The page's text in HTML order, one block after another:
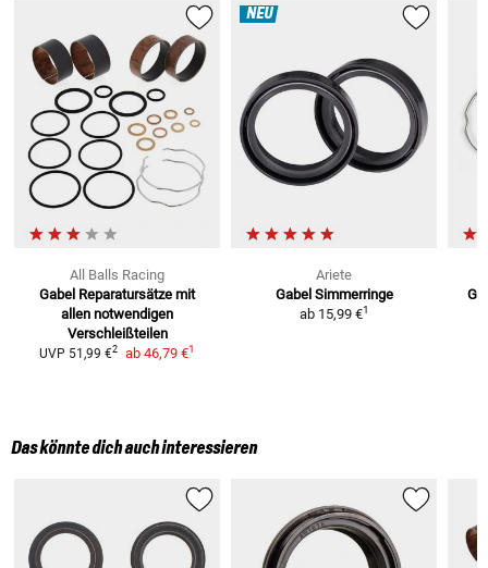
All Balls Racing
Gabel Reparatursätze mit
allen notwendigen
Verschleißteilen
UVP 51,99 €2 ab 46,79 €1
NEU
Ariete
Gabel Simmerringe
ab 15,99 €1
Das könnte dich auch interessieren